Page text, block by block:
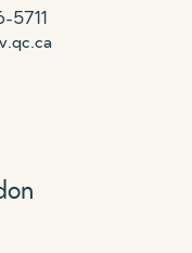
5711